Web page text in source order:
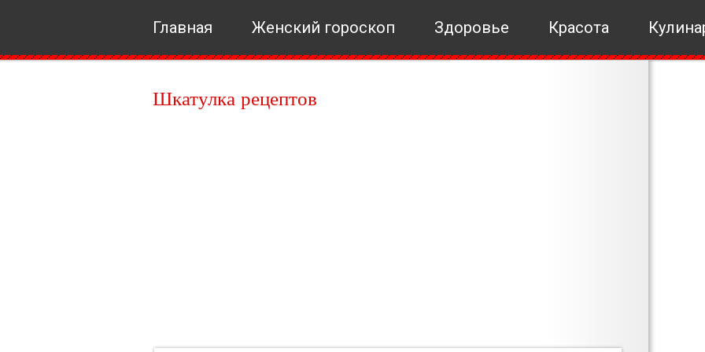
Главная Женский гороскоп Здоровье Красота
Шкатулка рецептов